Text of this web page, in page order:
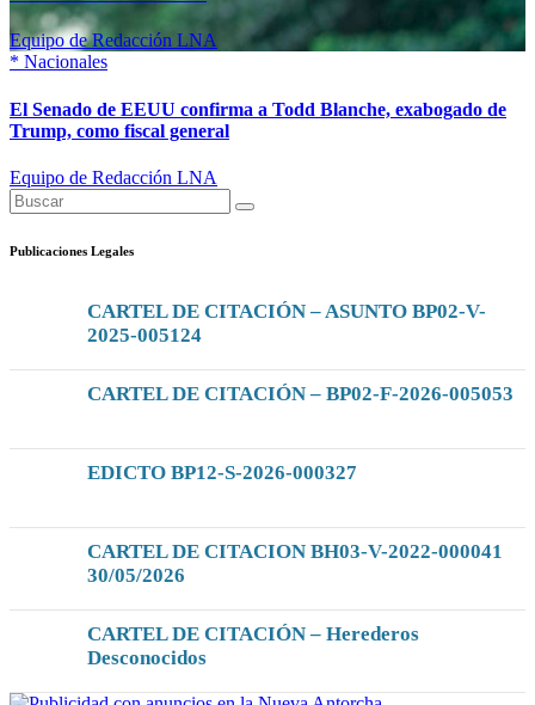
Equipo de Redacción LNA
* Nacionales
El Senado de EEUU confirma a Todd Blanche, exabogado de
Trump, como fiscal general
Equipo de Redacción LNA
Publicaciones Legales
CARTEL DE CITACIÓN – ASUNTO BP02-V-
2025-005124
CARTEL DE CITACIÓN – BP02-F-2026-005053
EDICTO BP12-S-2026-000327
CARTEL DE CITACION BH03-V-2022-000041
30/05/2026
CARTEL DE CITACIÓN – Herederos
Desconocidos